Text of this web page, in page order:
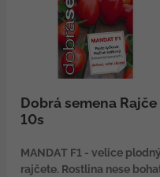
Dobrá semena
10s
MANDAT F1 - velice
rajčete. Rostlina nese